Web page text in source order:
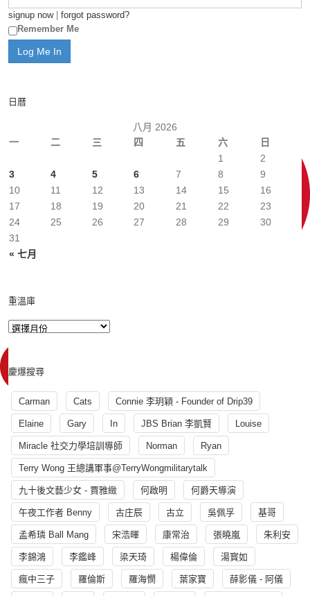
signup now| forgot password?
Remember Me
日曆
八月 2026
一
二 三 四 五 六 日
« 七月
1
2
3
4 5 6 7 8
9
10
11 12 13 14 15
16
17
18 19 20 21 22
23
24
25 26 27 28 29
30
31
重溫庫
慶爆搜尋
Carman Cats Connie 李玥穎 - Founder of Drip39
Elaine Gary In JBS Brian 李凱賢 Louise
Miracle 社交力學培訓導師 Norman Ryan
Terry Wong 王總講軍事@TerryWongmilitarytalk
九十後文藝少女 - 賈雅緻 何啟明 何爵天導演
午夜工作者 Benny 古庄辰 古立 吳佩孚 基哥
孟希璘 Ball Mang 宋浩暉 康常治 張曉嵐 朱利安
李錦鴻 李鑑峰 梁天琦 楊偉倫 湯寳如
瘋中三子 羅倫斯 羅海憫 葉家寶 薛影儀 - 阿儀